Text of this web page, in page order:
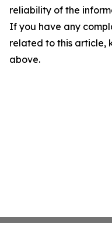
reliability of the
If you have any
related to this article,
above.